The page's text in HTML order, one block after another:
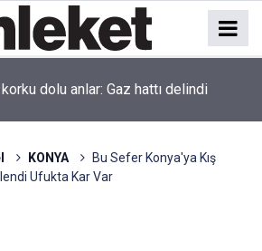
dolu anlar: Gaz hattı delindi
KONYA
Bu Sefer Konya'ya Kış
Ufukta Kar Var